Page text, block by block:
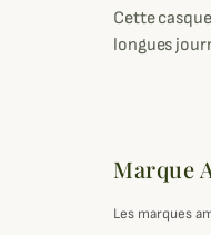
Cette
longues
Marque
Les marques